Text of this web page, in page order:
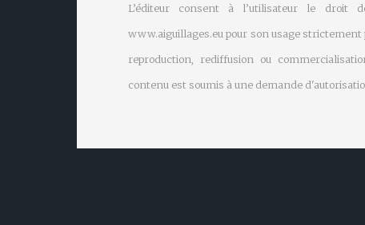
L’éditeur consent à l’utilisateur le droit
www.aiguillages.eu pour son usage
reproduction, rediffusion ou
contenu est soumis à une demande